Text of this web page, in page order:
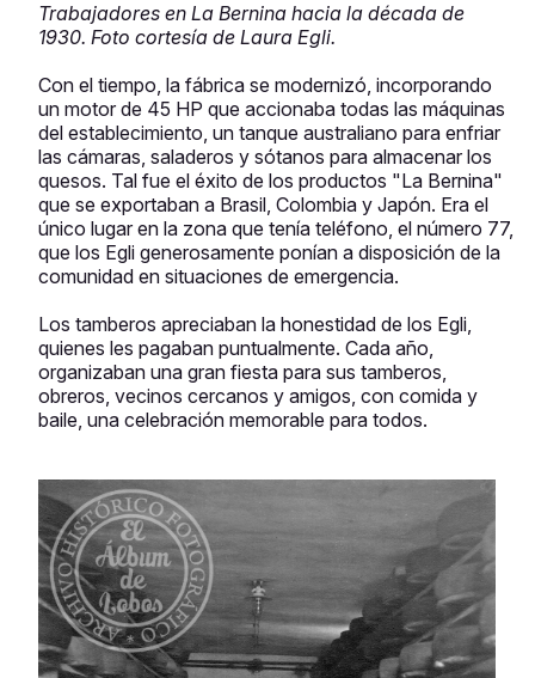
Trabajadores en La Bernina hacia la década de
1930. Foto cortesía de Laura Egli.
Con el tiempo, la fábrica se modernizó, incorporando
un motor de 45 HP que accionaba todas las máquinas
del establecimiento, un tanque australiano para enfriar
las cámaras, saladeros y sótanos para almacenar los
quesos. Tal fue el éxito de los productos "La Bernina"
que se exportaban a Brasil, Colombia y Japón. Era el
único lugar en la zona que tenía teléfono, el número 77,
que los Egli generosamente ponían a disposición de la
comunidad en situaciones de emergencia.
Los tamberos apreciaban la honestidad de los Egli,
quienes les pagaban puntualmente. Cada año,
organizaban una gran fiesta para sus tamberos,
obreros, vecinos cercanos y amigos, con comida y
baile, una celebración memorable para todos.